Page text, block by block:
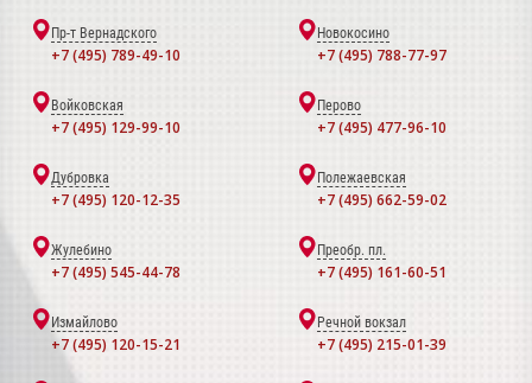
Пр-т Вернадского
+7 (495) 789-49-10
Новокосино
+7 (495) 788-77-97
Войковская
+7 (495) 129-99-10
Перово
+7 (495) 477-96-10
Дубровка
+7 (495) 120-12-35
Полежаевская
+7 (495) 662-59-02
Жулебино
+7 (495) 545-44-78
Преобр. пл.
+7 (495) 161-60-51
Измайлово
+7 (495) 120-15-21
Речной вокзал
+7 (495) 215-01-39